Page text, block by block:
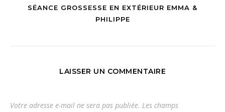
SÉANCE GROSSESSE EN EXTÉRIEUR EMMA &
PHILIPPE
LAISSER UN COMMENTAIRE
Votre adresse e-mail ne sera pas publiée. Les champs